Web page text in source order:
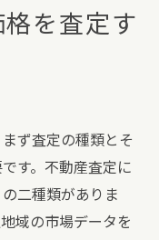
を査定す
ず査定の種類とそ
す。不動産査定に
二種類がありま
域の市場データを